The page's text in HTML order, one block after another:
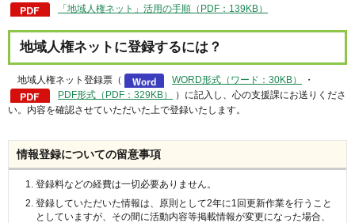
「地域人権ネット」活用の手順（PDF：139KB）
地域人権ネットに登録するには？
地域人権ネット登録票（ WORD形式（ワード：30KB）
・
PDF形式（PDF：329KB）
）に記入し、心の支援課にお送りくださ
い。内容を確認させていただいた上で登録いたします。
情報登録についての留意事項
登録料などの経費は一切必要ありません。
登録していただいた情報は、原則として2年に1回更新作業を行うこと
としていますが、その間に活動内容等掲載情報が変更になった場合、